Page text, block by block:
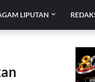
LIPUTAN